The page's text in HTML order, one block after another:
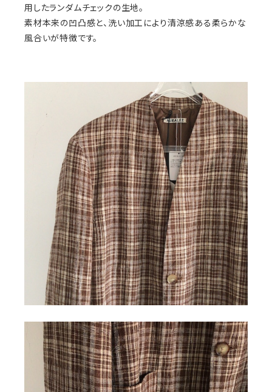
用したランダムチェックの生地。
素材本来の凹凸感と、洗い加工により清涼感ある柔らかな
風合いが特徴です。